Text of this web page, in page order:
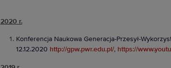
2020 r.
Konferencja Naukowa Generacja-Przesył-
12.12.2020 http://gpw.pwr.edu.pl/, https://